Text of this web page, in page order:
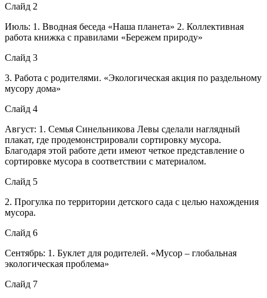
Слайд 2
Июль: 1. Вводная беседа «Наша планета» 2. Коллективная
работа книжка с правилами «Бережем природу»
Слайд 3
3. Работа с родителями. «Экологическая акция по раздельному
мусору дома»
Слайд 4
Август: 1. Семья Синельникова Левы сделали наглядный
плакат, где продемонстрировали сортировку мусора.
Благодаря этой работе дети имеют четкое представление о
сортировке мусора в соответствии с материалом.
Слайд 5
2. Прогулка по территории детского сада с целью нахождения
мусора.
Слайд 6
Сентябрь: 1. Буклет для родителей. «Мусор – глобальная
экологическая проблема»
Слайд 7